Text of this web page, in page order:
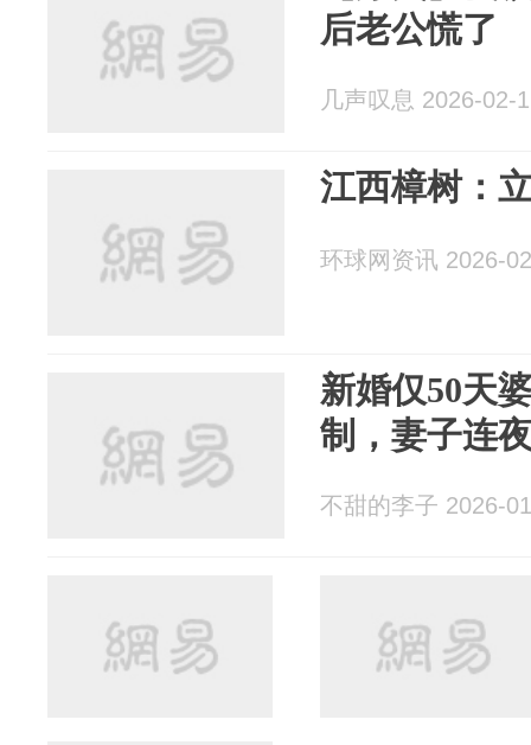
后老公慌了
几声叹息 2026-02-
江西樟树：
环球网资讯 2026-
新婚仅50天
制，妻子连
不甜的李子 2026-